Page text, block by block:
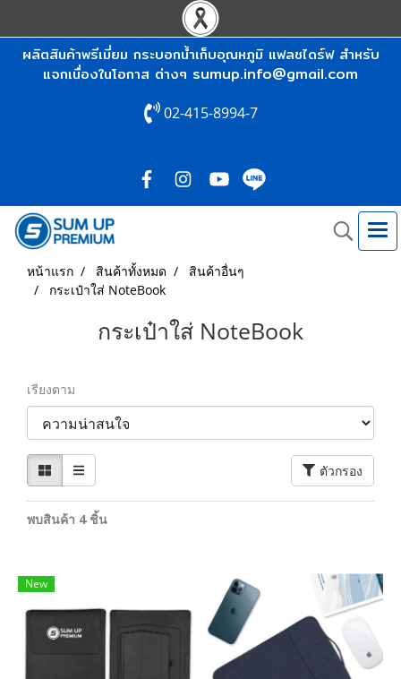
ผลิตสินค้าพรีเมี่ยม กระบอกน้ำเก็บอุณหภูมิ แฟลชไดร์ฟ สำหรับ
แจกเนื่องในโอกาส ต่างๆ sumup.info@gmail.com
02-415-8994-7
หน้าแรก สินค้าทั้งหมด
สินค้าอื่นๆ
กระเป๋าใส่ NoteBook
กระเป๋าใส่ NoteBook
เรียงตาม
ตัวกรอง
พบสินค้า 4 ชิ้น
New